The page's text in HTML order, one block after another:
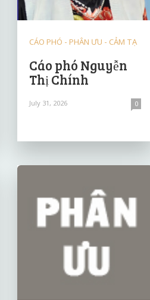
CÁO PHÓ - PHÂN ƯU - CẢM TẠ
Cáo phó Nguyễn
Thị Chính
July 31, 2026 0